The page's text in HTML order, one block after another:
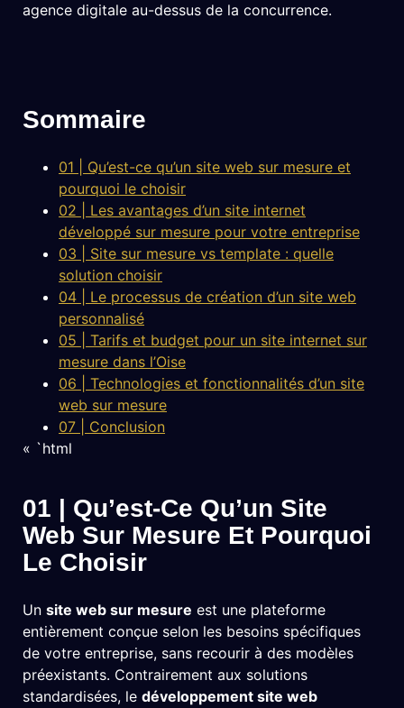
agence digitale au-dessus de la concurrence.
Sommaire
01 | Qu’est-ce qu’un site web sur mesure et
pourquoi le choisir
02 | Les avantages d’un site internet
développé sur mesure pour votre entreprise
03 | Site sur mesure vs template : quelle
solution choisir
04 | Le processus de création d’un site web
personnalisé
05 | Tarifs et budget pour un site internet sur
mesure dans l’Oise
06 | Technologies et fonctionnalités d’un site
web sur mesure
07 | Conclusion
« `html
01 | Qu’est-Ce Qu’un Site
Web Sur Mesure Et Pourquoi
Le Choisir
Un site web sur mesure est une plateforme
entièrement conçue selon les besoins spécifiques
de votre entreprise, sans recourir à des modèles
préexistants. Contrairement aux solutions
standardisées, le développement site web